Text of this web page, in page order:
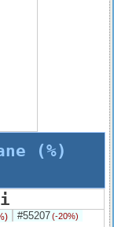
(%)
#55207(-20%)